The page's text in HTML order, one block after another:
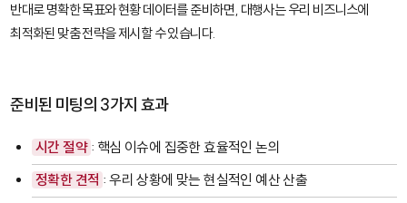
반대로 명확한 목표와 현황 데이터를 준비하면, 대행사는 우리 비즈니스에
최적화된 맞춤 전략을 제시할 수 있습니다.
준비된 미팅의 3가지 효과
시간 절약 : 핵심 이슈에 집중한 효율적인 논의
정확한 견적 : 우리 상황에 맞는 현실적인 예산 산출